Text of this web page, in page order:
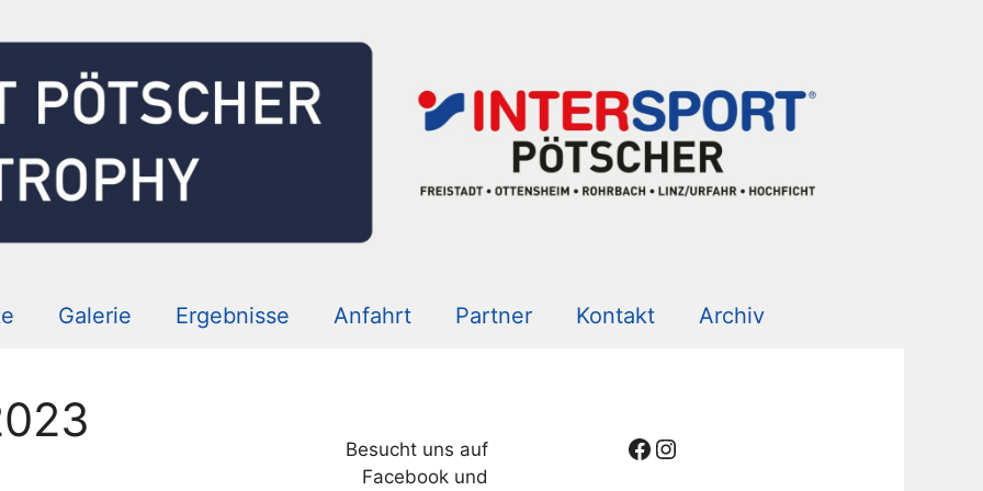
Galerie Ergebnisse Anfahrt Partner Kontakt Archiv
Besucht uns auf
Facebook und
Facebook Instagram